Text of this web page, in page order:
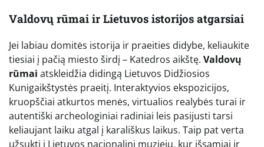
Valdovų rūmai ir Lietuvos istorijos atgarsiai
Jei labiau domitės istorija ir praeities didybe, keliaukite
tiesiai į pačią miesto širdį – Katedros aikštę. Valdovų
rūmai atskleidžia didingą Lietuvos Didžiosios
Kunigaikštystės praeitį. Interaktyvios ekspozicijos,
kruopščiai atkurtos menės, virtualios realybės turai ir
autentiški archeologiniai radiniai leis pasijusti tarsi
keliaujant laiku atgal į karališkus laikus. Taip pat verta
užsukti į Lietuvos nacionalinį muziejų, kur išsamiai ir